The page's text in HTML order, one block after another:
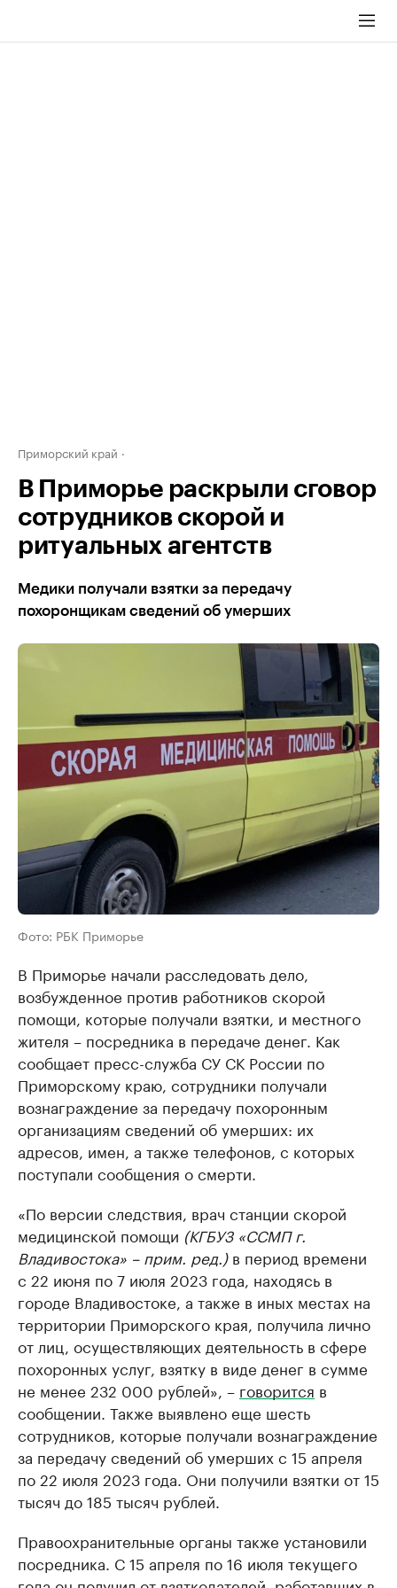
Приморский край
В Приморье раскрыли сговор
сотрудников скорой и
ритуальных агентств
Медики получали взятки за передачу
похоронщикам сведений об умерших
Фото: РБК Приморье
В Приморье начали расследовать дело,
возбужденное против работников скорой
помощи, которые получали взятки, и местного
жителя – посредника в передаче денег. Как
сообщает пресс-служба СУ СК России по
Приморскому краю, сотрудники получали
вознаграждение за передачу похоронным
организациям сведений об умерших: их
адресов, имен, а также телефонов, с которых
поступали сообщения о смерти.
«По версии следствия, врач станции скорой
медицинской помощи (КГБУЗ «ССМП г.
Владивостока» – прим. ред.)в период времени
с 22 июня по 7 июля 2023 года, находясь в
городе Владивостоке, а также в иных местах на
территории Приморского края, получила лично
от лиц, осуществляющих деятельность в сфере
похоронных услуг, взятку в виде денег в сумме
не менее 232 000 рублей», – говорится в
сообщении. Также выявлено еще шесть
сотрудников, которые получали вознаграждение
за передачу сведений об умерших с 15 апреля
по 22 июля 2023 года. Они получили взятки от 15
тысяч до 185 тысяч рублей.
Правоохранительные органы также установили
посредника. С 15 апреля по 16 июля текущего